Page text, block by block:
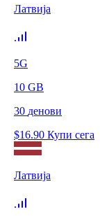
Латвија
5G
10 GB
30 денови
$16.90 Купи сега
Латвија